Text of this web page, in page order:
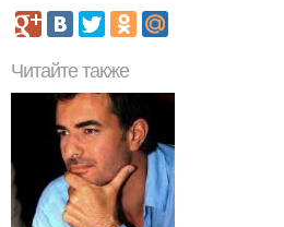
Читайте также